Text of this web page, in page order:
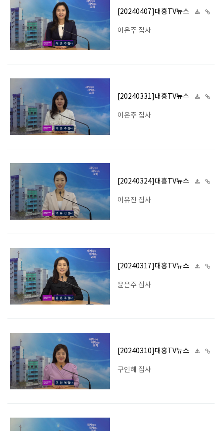
[20240407]대흥TV뉴스
이은주 집사
[20240331]대흥TV뉴스
이은주 집사
[20240324]대흥TV뉴스
이유진 집사
[20240317]대흥TV뉴스
윤은주 집사
[20240310]대흥TV뉴스
구인혜 집사